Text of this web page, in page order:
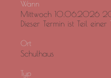
Wann
Mittwoch 10.06.2026
Dieser Termin ist Teil einer
Ort
Schulhaus
Typ